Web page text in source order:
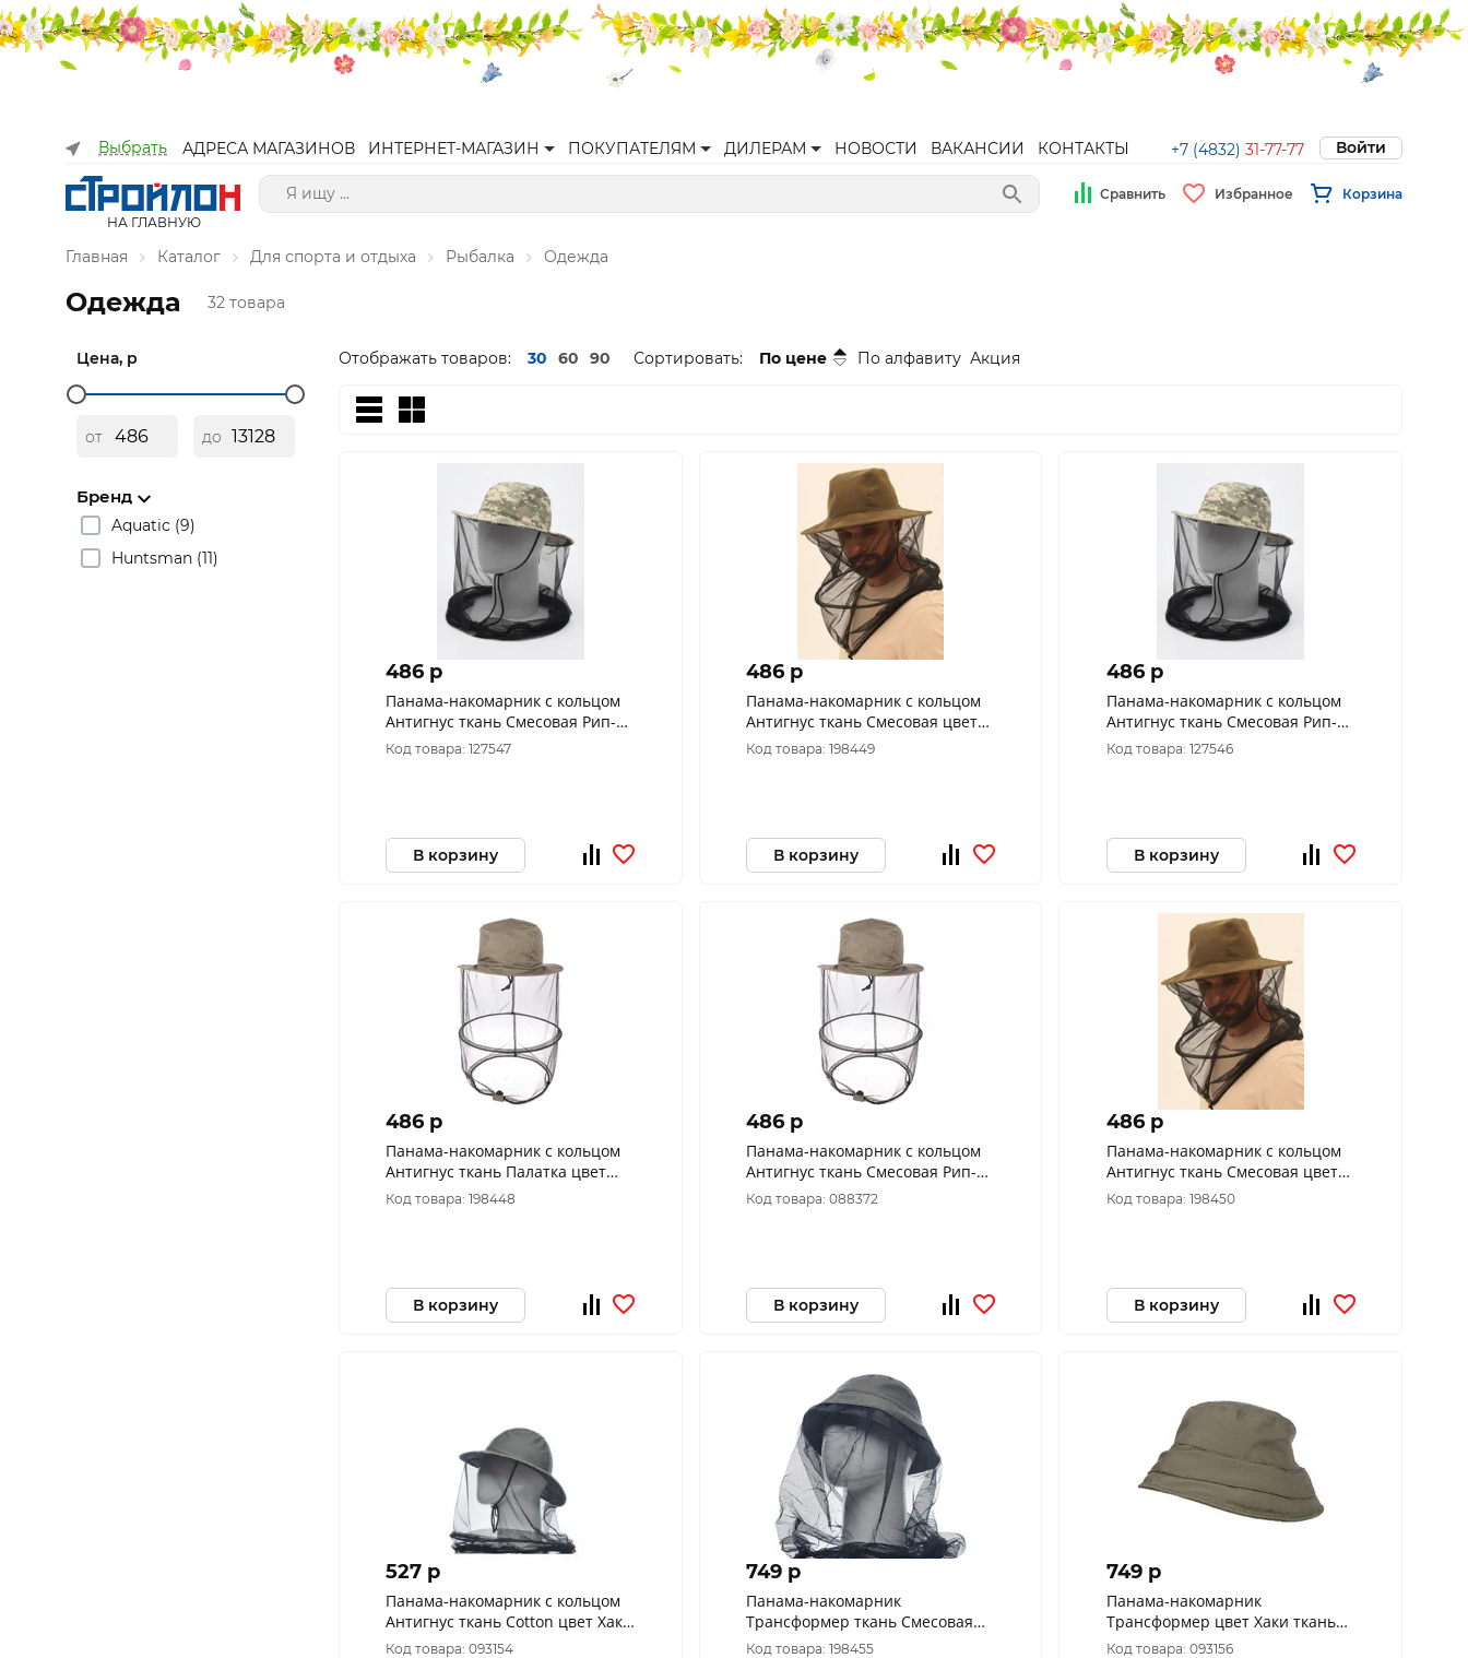
Выбрать АДРЕСА МАГАЗИНОВ ИНТЕРНЕТ-МАГАЗИН ПОКУПАТЕЛЯМ ДИЛЕРАМ НОВОСТИ ВАКАНСИИ КОНТАКТЫ +7 (4832) 31-77-77 Войти
НА ГЛАВНУЮ
Сравнить Избранное Корзина
Главная Каталог Для спорта и отдыха Рыбалка Одежда
Одежда 32 товара
Цена, р
от до
Бренд
Aquatic (9)
Huntsman (11)
Отображать товаров: 30 60 90 Сортировать: По цене По алфавиту Акция
486 p
Панама-накомарник с кольцом
Антигнус ткань Смесовая Рип-
Стоп цвет Светлый пиксель
(128/2) (Размер:60
Код товара: 127547
В корзину
486 p
Панама-накомарник с кольцом
Антигнус ткань Смесовая цвет
Бежевый (Размер: 58)
Код товара: 198449
В корзину
486 p
Панама-накомарник с кольцом
Антигнус ткань Смесовая Рип-
Стоп цвет Светлый пиксель
(128/2) (Размер:58
Код товара: 127546
В корзину
486 p
Панама-накомарник с кольцом
Антигнус ткань Палатка цвет
Хаки (Размер: 60)
Код товара: 198448
В корзину
486 p
Панама-накомарник с кольцом
Антигнус ткань Смесовая Рип-
Стоп цвет Хаки (Размер: 60 )
Код товара: 088372
В корзину
486 p
Панама-накомарник с кольцом
Антигнус ткань Смесовая цвет
Бежевый (Размер: 60)
Код товара: 198450
В корзину
527 p
Панама-накомарник с кольцом
Антигнус ткань Cotton цвет Хаки
(Размер: 58)
Код товара: 093154
749 p
Панама-накомарник
Трансформер ткань Смесовая
цвет Хаки (Размер: 58)
Код товара: 198455
749 p
Панама-накомарник
Трансформер цвет Хаки ткань
Смесовая Рип-Стоп (Размер: 60)
Код товара: 093156